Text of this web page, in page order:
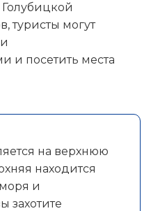
Голубицкой
туристы могут
и посетить места
на верхнюю
находится
и
захотите